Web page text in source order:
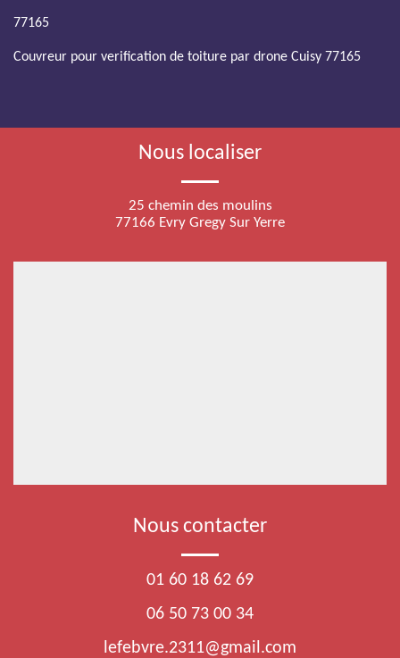
77165
Couvreur pour verification de toiture par drone Cuisy 77165
Nous localiser
25 chemin des moulins
77166 Evry Gregy Sur Yerre
Nous contacter
01 60 18 62 69
06 50 73 00 34
lefebvre.2311@gmail.com